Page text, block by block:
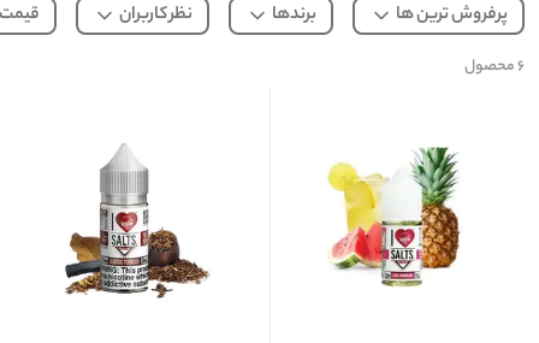
پرفروش ترین ها برندها نظر کاربران
۶محصول